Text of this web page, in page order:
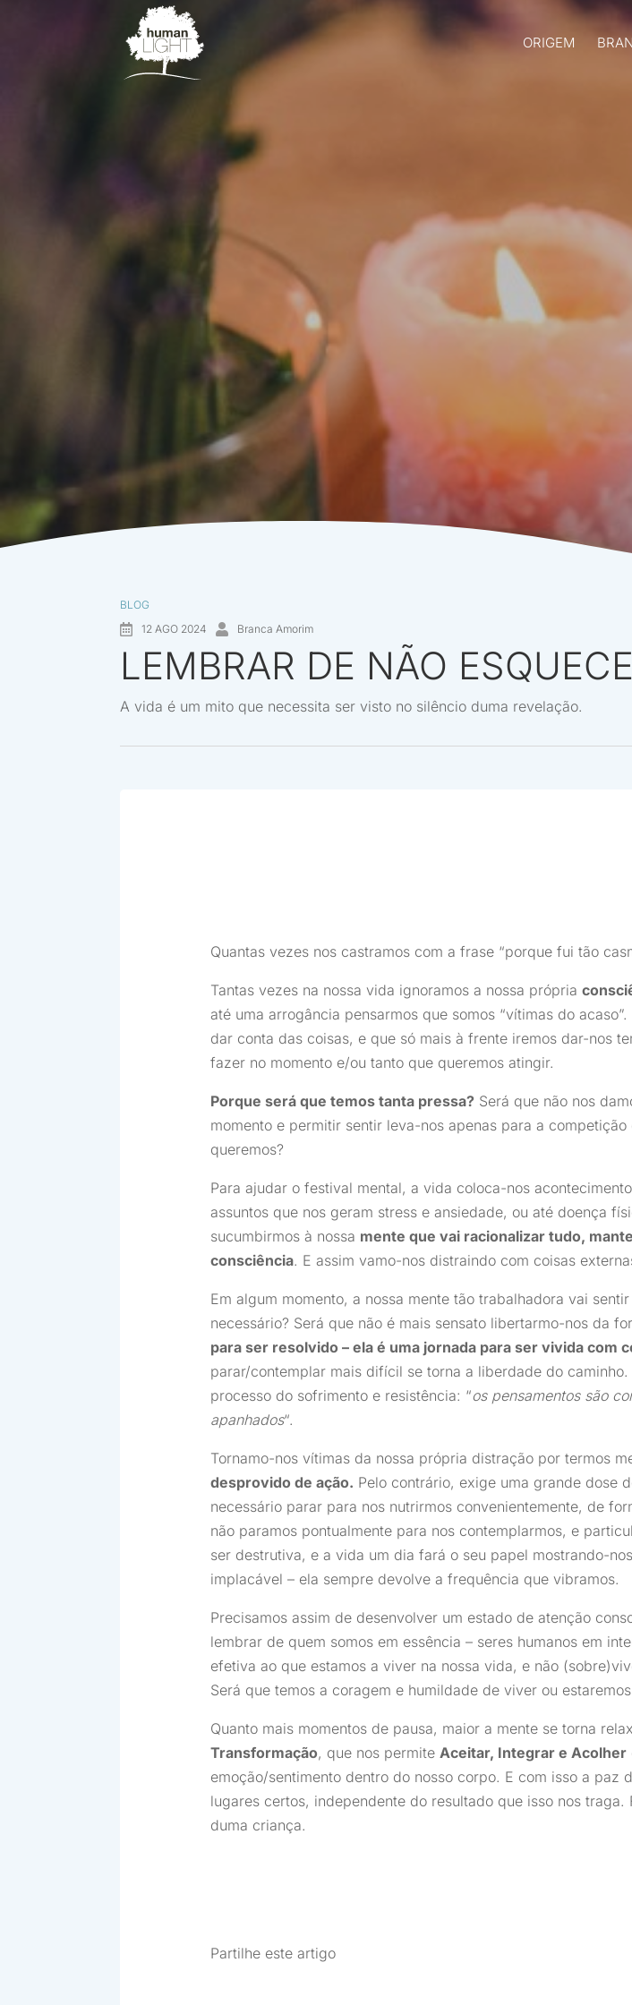
ORIGEM
BLOG
12 AGO 2024
Branca Amorim
LEMBRAR DE NÃO
A vida é um mito que necessita ser visto no silêncio duma revelação.
Quantas vezes nos castramos com a frase “porque fui tão
Tantas vezes na nossa vida ignoramos a nossa própria
até uma arrogância pensarmos que somos “vítimas do
dar conta das coisas, e que só mais à frente iremos dar-nos
fazer no momento e/ou tanto que queremos atingir.
Porque será que temos tanta pressa?Será que não nos
momento e permitir sentir leva-nos apenas para a
queremos?
Para ajudar o festival mental, a vida coloca-nos
assuntos que nos geram stress e ansiedade, ou até doença
sucumbirmos à nossa mente que vai racionalizar tudo,
consciência. E assim vamo-nos distraindo com coisas
Em algum momento, a nossa mente tão trabalhadora vai
necessário? Será que não é mais sensato libertarmo-nos da
para ser resolvido – ela é uma jornada para ser vivida com
parar/contemplar mais difícil se torna a liberdade do
processo do sofrimento e resistência: “os pensamentos são
apanhados“.
Tornamo-nos vítimas da nossa própria distração por termos
desprovido de ação. Pelo contrário, exige uma grande dose
necessário parar para nos nutrirmos convenientemente, de
não paramos pontualmente para nos contemplarmos, e
ser destrutiva, e a vida um dia fará o seu papel mostrando-
implacável – ela sempre devolve a frequência que vibramos.
Precisamos assim de desenvolver um estado de atenção
lembrar de quem somos em essência – seres humanos em
efetiva ao que estamos a viver na nossa vida, e não
Será que temos a coragem e humildade de viver ou
Quanto mais momentos de pausa, maior a mente se torna
Transformação, que nos permite Aceitar, Integrar e Acolher
emoção/sentimento dentro do nosso corpo. E com isso a
lugares certos, independente do resultado que isso nos
duma criança.
Partilhe este artigo